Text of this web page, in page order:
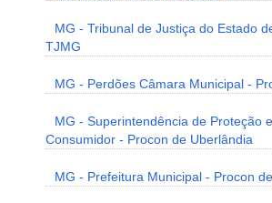
MG - Tribunal de Justiça do Estado
TJMG
MG - Perdões Câmara Municipal -
MG - Superintendência de Proteção
Consumidor - Procon de Uberlândia
MG - Prefeitura Municipal - Procon